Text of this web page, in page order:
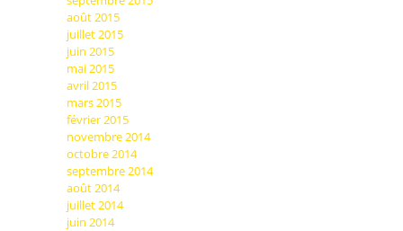
août 2015
juillet 2015
juin 2015
mai 2015
avril 2015
mars 2015
février 2015
novembre 2014
octobre 2014
septembre 2014
août 2014
juillet 2014
juin 2014